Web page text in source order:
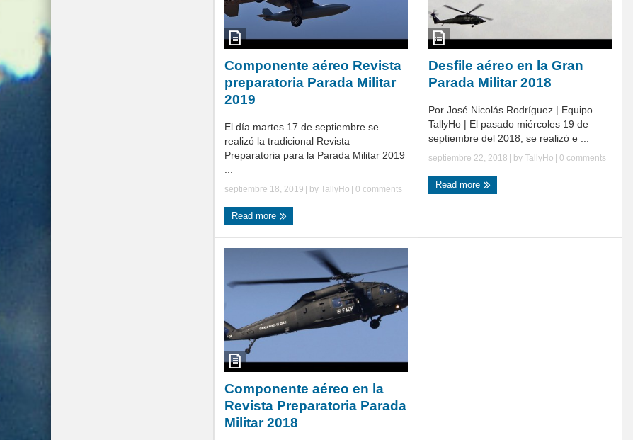
Componente aéreo Revista
preparatoria Parada Militar
2019
El día martes 17 de septiembre se
realizó la tradicional Revista
Preparatoria para la Parada Militar 2019
...
septiembre 18, 2019 | by TallyHo 0 comments
Read more
Desfile aéreo en la Gran
Parada Militar 2018
Por José Nicolás Rodríguez | Equipo
TallyHo | El pasado miércoles 19 de
septiembre del 2018, se realizó e ...
septiembre 22, 2018 | by TallyHo 0 comments
Read more
Componente aéreo en la
Revista Preparatoria Parada
Militar 2018